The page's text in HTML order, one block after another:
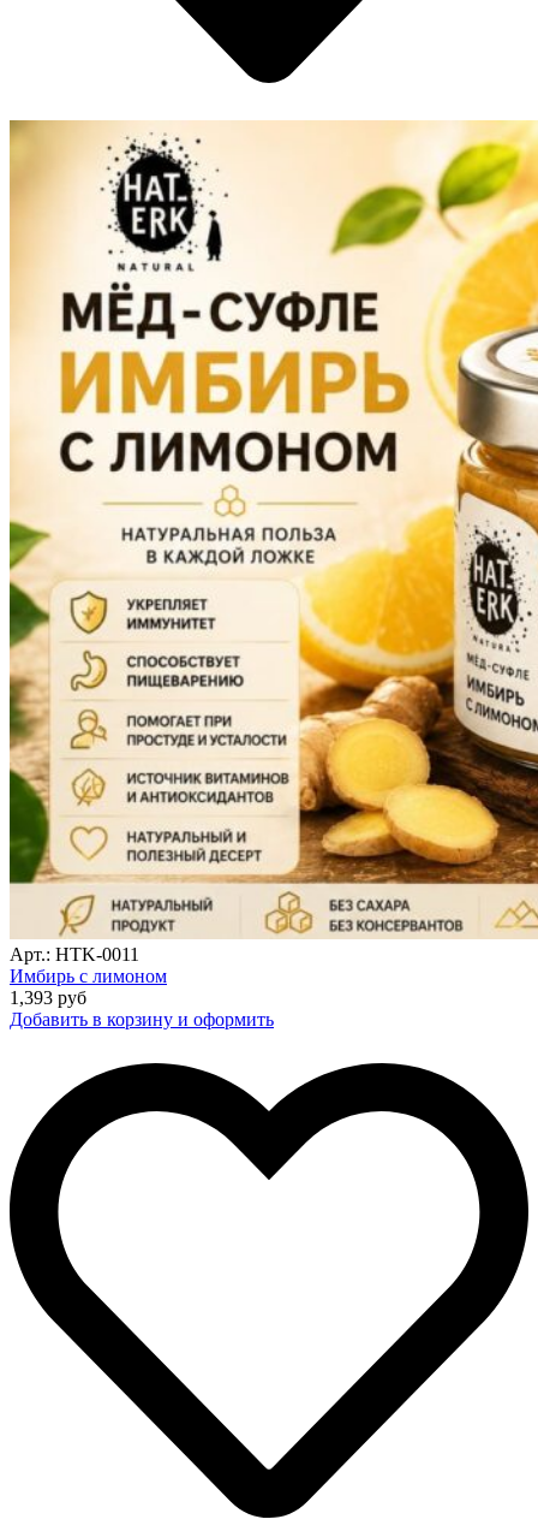
Арт.: HTK-0011
Имбирь с лимоном
1,393 руб
Добавить в корзину и оформить